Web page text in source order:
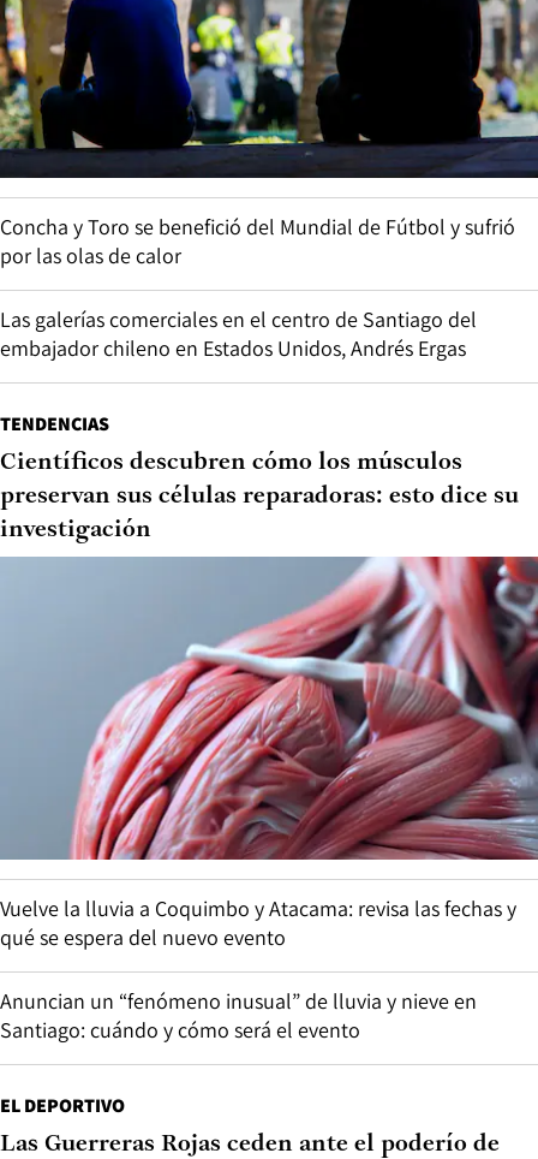
Concha y Toro se benefició del Mundial de Fútbol y sufrió
por las olas de calor
Las galerías comerciales en el centro de Santiago del
embajador chileno en Estados Unidos, Andrés Ergas
TENDENCIAS
Científicos descubren cómo los músculos
preservan sus células reparadoras: esto dice su
investigación
Vuelve la lluvia a Coquimbo y Atacama: revisa las fechas y
qué se espera del nuevo evento
Anuncian un “fenómeno inusual” de lluvia y nieve en
Santiago: cuándo y cómo será el evento
EL DEPORTIVO
Las Guerreras Rojas ceden ante el poderío de